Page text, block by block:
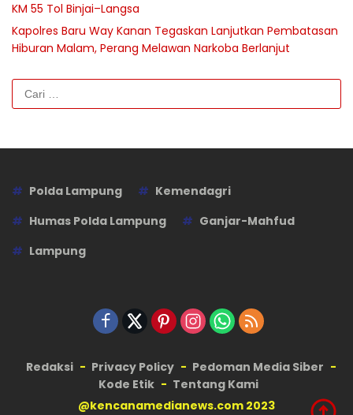
KM 55 Tol Binjai–Langsa
Kapolres Baru Way Kanan Tegaskan Lanjutkan Pembatasan
Hiburan Malam, Perang Melawan Narkoba Berlanjut
Cari
untuk:
Polda Lampung
Kemendagri
Humas Polda Lampung
Ganjar-Mahfud
Lampung
Redaksi Privacy Policy
Pedoman Media Siber
Kode Etik
Tentang Kami
@kencanamedianews.com 2023